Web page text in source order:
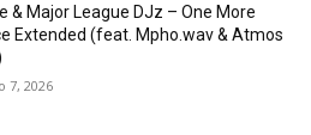
& Major League DJz – One More
Extended (feat. Mpho.wav & Atmos
7, 2026